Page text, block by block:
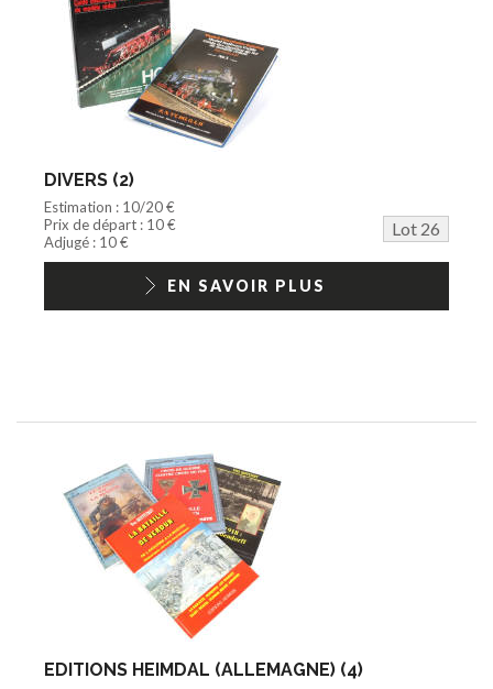
DIVERS (2)
Estimation : 10/20 €
Prix de départ : 10 €
Lot 26
Adjugé : 10 €
EN SAVOIR PLUS
EDITIONS HEIMDAL (ALLEMAGNE) (4)